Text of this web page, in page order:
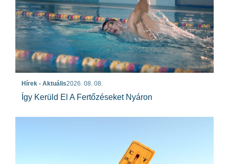
Hírek - Aktuális2026. 08. 08.
Így Kerüld El A Fertőzéseket Nyáron